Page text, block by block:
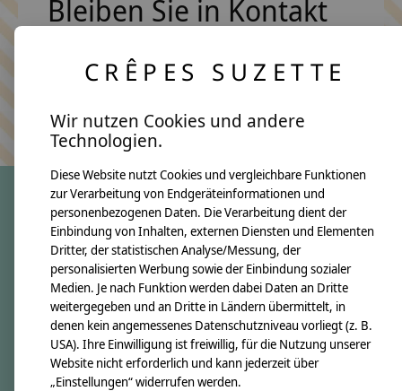
Bleiben Sie in Kontakt
Keine Sorge, wir übertreiben es nicht
crêpes suzette
Über uns
Unsere Creppies
Nähkästchen
Unsere Stoffe
Impressum
CRÊPES SUZETTE
Wir nutzen Cookies und andere
Technologien.
Diese Website nutzt Cookies und vergleichbare Funktionen
zur Verarbeitung von Endgeräteinformationen und
personenbezogenen Daten. Die Verarbeitung dient der
Einbindung von Inhalten, externen Diensten und Elementen
Dritter, der statistischen Analyse/Messung, der
personalisierten Werbung sowie der Einbindung sozialer
Medien. Je nach Funktion werden dabei Daten an Dritte
weitergegeben und an Dritte in Ländern übermittelt, in
denen kein angemessenes Datenschutzniveau vorliegt (z. B.
USA). Ihre Einwilligung ist freiwillig, für die Nutzung unserer
Website nicht erforderlich und kann jederzeit über
„Einstellungen“ widerrufen werden.